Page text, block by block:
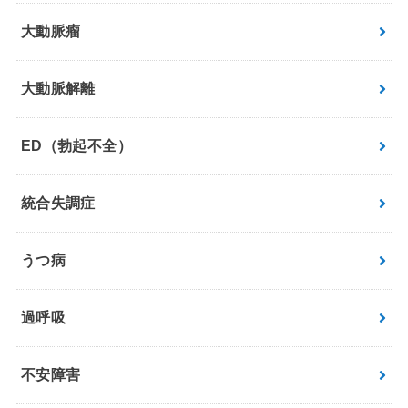
大動脈瘤
大動脈解離
ED（勃起不全）
統合失調症
うつ病
過呼吸
不安障害